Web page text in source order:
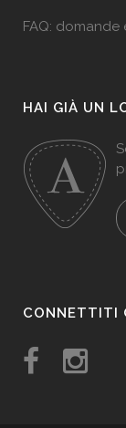
FAQ: domande
HAI GIÀ UN
CONNETTITI